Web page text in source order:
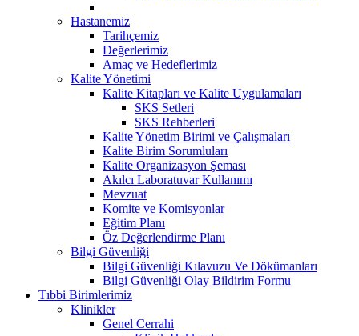
Hastanemiz
Tarihçemiz
Değerlerimiz
Amaç ve Hedeflerimiz
Kalite Yönetimi
Kalite Kitapları ve Kalite Uygulamaları
SKS Setleri
SKS Rehberleri
Kalite Yönetim Birimi ve Çalışmaları
Kalite Birim Sorumluları
Kalite Organizasyon Şeması
Akılcı Laboratuvar Kullanımı
Mevzuat
Komite ve Komisyonlar
Eğitim Planı
Öz Değerlendirme Planı
Bilgi Güvenliği
Bilgi Güvenliği Kılavuzu Ve Dökümanları
Bilgi Güvenliği Olay Bildirim Formu
Tıbbi Birimlerimiz
Klinikler
Genel Cerrahi